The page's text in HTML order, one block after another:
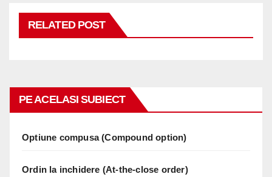
RELATED POST
PE ACELASI SUBIECT
Optiune compusa (Compound option)
Ordin la inchidere (At-the-close order)